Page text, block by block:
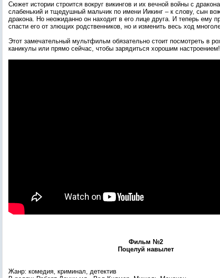
Сюжет истории строится вокруг викингов и их вечной войны с
слабенький и тщедушный мальчик по имени Иикинг – к слову, сын
дракона. Но неожиданно он находит в его лице друга. И теперь ему
спасти его от злющих родственников, но и изменить весь ход
Этот замечательный мультфильм обязательно стоит посмотреть в
каникулы или прямо сейчас, чтобы зарядиться хорошим настроением!
Фильм №2
Поцелуй навылет
Жанр: комедия, криминал, детектив